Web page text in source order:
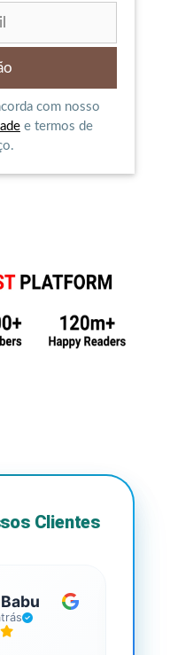
com nosso
e termos de
Clientes